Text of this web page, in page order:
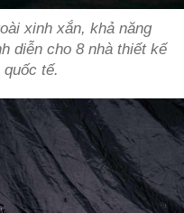
xinh xắn, khả năng
diễn cho 8 nhà thiết kế
tế.